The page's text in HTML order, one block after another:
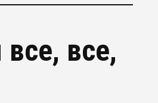
все,